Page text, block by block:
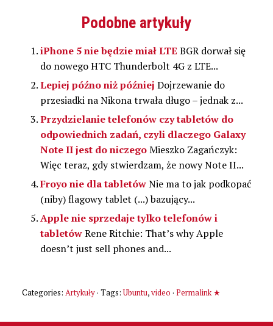
nowym
(Otwiera
się
w
Pocket(Otwiera
się
w
oknie)
Podobne artykuły
iPhone 5 nie będzie miał LTE BGR dorwał się
do nowego HTC Thunderbolt 4G z LTE...
Lepiej późno niż później Dojrzewanie do
przesiadki na Nikona trwała długo – jednak z...
Przydzielanie telefonów czy tabletów do
odpowiednich zadań, czyli dlaczego Galaxy
Note II jest do niczegoMieszko Zagańczyk:
Więc teraz, gdy stwierdzam, że nowy Note II...
Froyo nie dla tabletówNie ma to jak podkopać
(niby) flagowy tablet (...) bazujący...
Apple nie sprzedaje tylko telefonów i
tabletówRene Ritchie: That’s why Apple
doesn’t just sell phones and...
Categories: Artykuły· Tags:Ubuntu,video · Permalink ★